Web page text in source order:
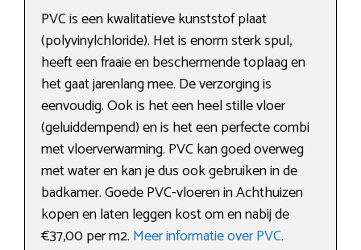
PVC is een kwalitatieve kunststof plaat
(polyvinylchloride). Het is enorm sterk spul,
heeft een fraaie en beschermende toplaag en
het gaat jarenlang mee. De verzorging is
eenvoudig. Ook is het een heel stille vloer
(geluiddempend) en is het een perfecte combi
met vloerverwarming. PVC kan goed overweg
met water en kan je dus ook gebruiken in de
badkamer. Goede PVC-vloeren in Achthuizen
kopen en laten leggen kost om en nabij de
€37,00 per m2. Meer informatie over PVC.